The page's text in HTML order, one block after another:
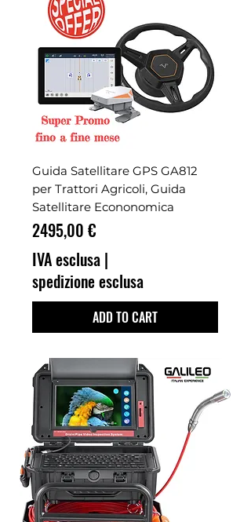
Guida Satellitare GPS GA812
per Trattori Agricoli, Guida
Satellitare Econonomica
Prezzo
2495,00 €
IVA esclusa |
spedizione esclusa
ADD TO CART